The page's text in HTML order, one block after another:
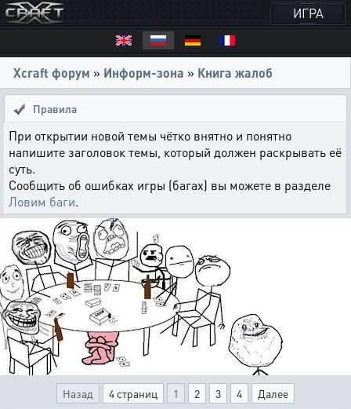
ИГРА
Xcraft форум » Информ-зона » Книга жалоб
Правила
При открытии новой темы чётко внятно и понятно
напишите заголовок темы, который должен раскрывать её
суть.
Сообщить об ошибках игры (багах) вы можете в разделе
Ловим баги.
Назад 4 страниц 1 2 3 4 Далее